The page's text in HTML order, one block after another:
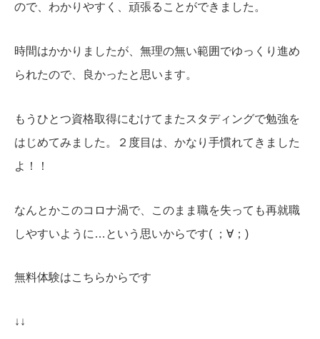
ので、わかりやすく、頑張ることができました。
時間はかかりましたが、無理の無い範囲でゆっくり進め
られたので、良かったと思います。
もうひとつ資格取得にむけてまたスタディングで勉強を
はじめてみました。２度目は、かなり手慣れてきました
よ！！
なんとかこのコロナ渦で、このまま職を失っても再就職
しやすいように…という思いからです( ；∀；)
無料体験はこちらからです
↓↓